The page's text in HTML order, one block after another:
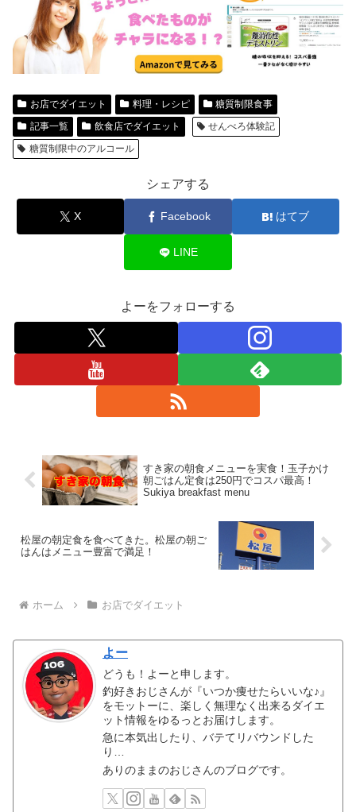
お店でダイエット 料理・レシピ
糖質制限食事
記事一覧
飲食店でダイエット
せんべろ体験記
糖質制限中のアルコール
シェアする
X Facebook はてブ
LINE
よーをフォローする
すき家の朝食メニューを実食！玉子かけ
朝ごはん定食は250円でコスパ最高！
Sukiya breakfast menu
松屋の朝定食を食べてきた。松屋の朝ご
はんはメニュー豊富で満足！
ホーム お店でダイエット
よー
どうも！よーと申します。
釣好きおじさんが『いつか痩せたらいいな♪』
をモットーに、楽しく無理なく出来るダイエ
ット情報をゆるっとお届けします。
急に本気出したり、バテてリバウンドした
り…
ありのままのおじさんのブログです。